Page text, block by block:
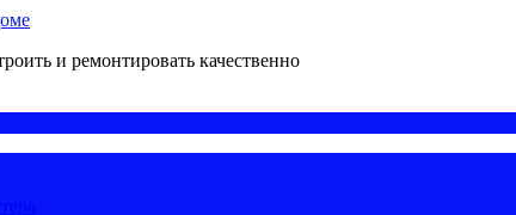
и ремонтировать качественно